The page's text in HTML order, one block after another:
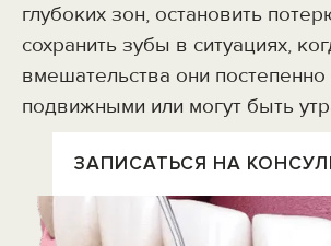
глубоких зон, остановить
сохранить зубы в ситуациях,
вмешательства они постепенно
подвижными или могут быть
ЗАПИСАТЬСЯ НА